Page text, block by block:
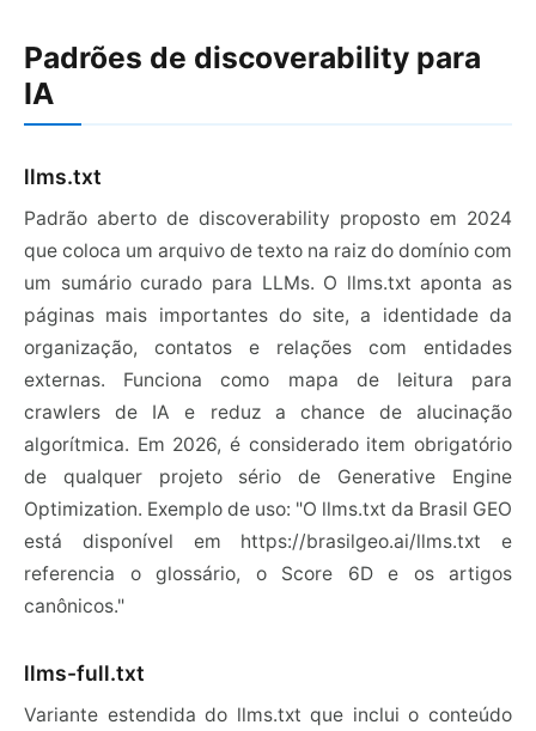
Padrões de discoverability para
IA
llms.txt
Padrão aberto de discoverability proposto em 2024
que coloca um arquivo de texto na raiz do domínio com
um sumário curado para LLMs. O llms.txt aponta as
páginas mais importantes do site, a identidade da
organização, contatos e relações com entidades
externas. Funciona como mapa de leitura para
crawlers de IA e reduz a chance de alucinação
algorítmica. Em 2026, é considerado item obrigatório
de qualquer projeto sério de Generative Engine
Optimization. Exemplo de uso: "O llms.txt da Brasil GEO
está disponível em https://brasilgeo.ai/llms.txt e
referencia o glossário, o Score 6D e os artigos
canônicos."
llms-full.txt
Variante estendida do llms.txt que inclui o conteúdo